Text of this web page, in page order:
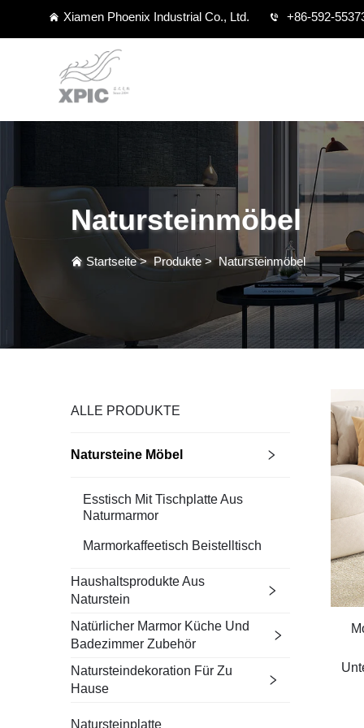
Xiamen Phoenix Industrial Co., Ltd. +86-592-
Natursteinmöbel
Startseite> Produkte>Natursteinmöbel
ALLE PRODUKTE
Natursteine Möbel
Esstisch Mit Tischplatte Aus
Naturmarmor
Marmorkaffeetisch Beistelltisch
Haushaltsprodukte Aus
Naturstein
Natürlicher Marmor Küche Und
Badezimmer Zubehör
Natursteindekoration Für Zu
Hause
Natursteinplatte